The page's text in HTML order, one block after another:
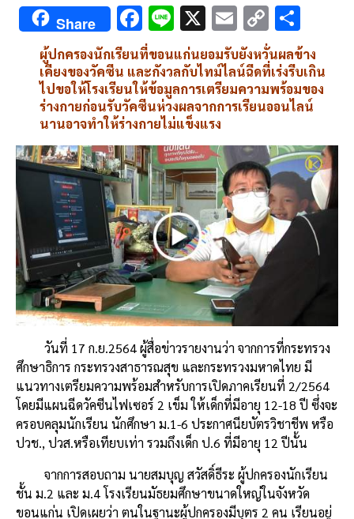
Share F
ac
e
b
o
o
k
Li
n
e
X E
m
ai
l
C
o
py
Li
n
k
h
ar
e
ผู้ปกครองนักเรียนที่ขอนแก่นยอมรับยังหวั่นผลข้าง
เคียงของวัคซีน และกังวลกับไทม์ไลน์ฉีดที่เร่งรีบเกิน
ไปขอให้โรงเรียนให้ข้อมูลการเตรียมความพร้อมของ
ร่างกายก่อนรับวัคซีนห่วงผลจากการเรียนออนไลน์
นานอาจทำให้ร่างกายไม่แข็งแรง
วันที่ 17 ก.ย.2564 ผู้สื่อข่าวรายงานว่า จากการที่กระทรวง
ศึกษาธิการ กระทรวงสาธารณสุข และกระทรวงมหาดไทย มี
แนวทางเตรียมความพร้อมสำหรับการเปิดภาคเรียนที่ 2/2564
โดยมีแผนฉีดวัคซีนไฟเซอร์ 2 เข็ม ให้เด็กที่มีอายุ 12-18 ปี ซึ่งจะ
ครอบคลุมนักเรียน นักศึกษา ม.1-6 ประกาศนียบัตรวิชาชีพ หรือ
ปวช., ปวส.หรือเทียบเท่า รวมถึงเด็ก ป.6 ที่มีอายุ 12 ปีนั้น
จากการสอบถาม นายสมบุญ สวัสดิ์ธีระ ผู้ปกครองนักเรียน
ชั้น ม.2 และ ม.4 โรงเรียนมัธยมศึกษาขนาดใหญ่ในจังหวัด
ขอนแก่น เปิดเผยว่า ตนในฐานะผู้ปกครองมีบุตร 2 คน เรียนอยู่